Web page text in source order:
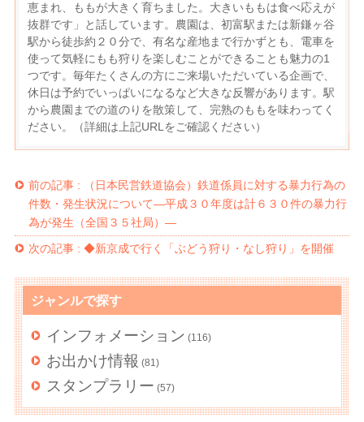
恵まれ、ももが大きく育ちました。大きいももは食べ応えが
抜群です」と話しています。農園は、初富駅または新鎌ヶ谷
駅から徒歩約２０分で、有名な産地まで行かずとも、電車を
使って気軽にもも狩りを楽しむことができることも魅力の1
つです。毎年たくさんの方にご来場いただいている企画で、
休日は予約でいっぱいになるなど大きな反響があります。駅
から農園までの道のりを散策して、完熟のももを味わってく
ださい。（詳細は上記URLをご確認ください）
前の記事 :
（日本民営鉄道協会）鉄道係員に対する暴力行為の
件数・発生状況について―平成３０年度は計６３０件の暴力行
為が発生（全国３５社局）―
次の記事 : ◆新京成で行く「ぶどう狩り・なし狩り」を開催
ジャンルで探す
インフォメーション (116)
お出かけ情報 (81)
スタンプラリー (57)